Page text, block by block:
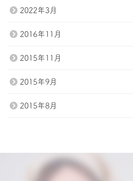
2022年3月
2016年11月
2015年11月
2015年9月
2015年8月